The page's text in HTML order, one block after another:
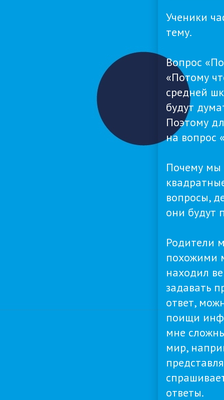
Ученики
тему.
Вопрос
«Потому
средней
будут
Поэтому
на вопрос
Почему мы
вопросы,
они будут
Родители
похожими
находил
задавать
ответ,
поищи
мне
мир,
ответы.